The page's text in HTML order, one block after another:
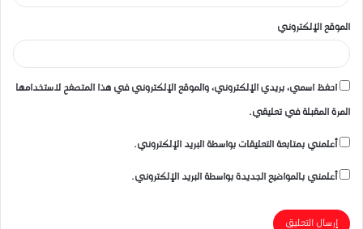
الموقع الإلكتروني
احفظ اسمي، بريدي الإلكتروني، والموقع الإلكتروني في هذا المتصفح لاستخدامها
المرة المقبلة في تعليقي.
أعلمني بمتابعة التعليقات بواسطة البريد الإلكتروني.
أعلمني بالمواضيع الجديدة بواسطة البريد الإلكتروني.